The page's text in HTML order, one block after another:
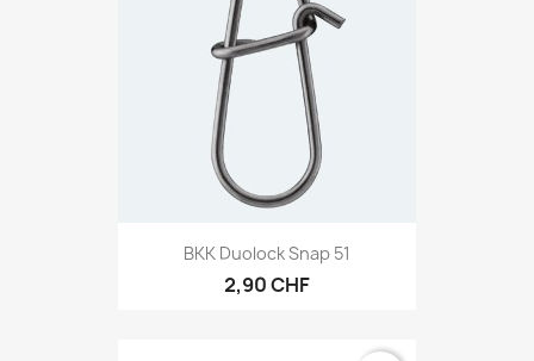
BKK Duolock Snap 51
2,90 CHF